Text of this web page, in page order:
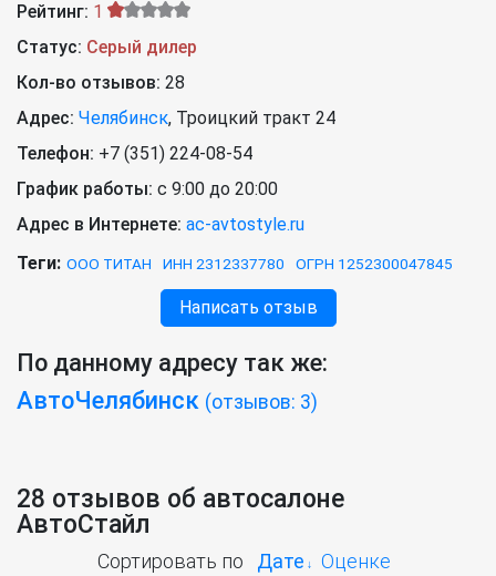
Рейтинг: 1
Статус: Серый дилер
Кол-во отзывов: 28
Адрес: Челябинск, Троицкий тракт 24
Телефон: +7 (351) 224-08-54
График работы: с 9:00 до 20:00
Адрес в Интернете: ac-avtostyle.ru
Теги: ООО ТИТАН ИНН 2312337780 ОГРН 1252300047845
Написать отзыв
По данному адресу так же:
АвтоЧелябинск (отзывов: 3)
28 отзывов об автосалоне
АвтоСтайл
Сортировать по Дате Оценке